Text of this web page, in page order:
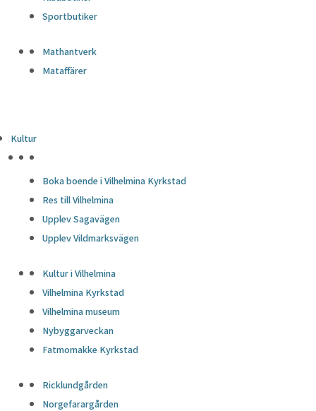
Sportbutiker
Mathantverk
Mataffärer
Kultur
Boka boende i Vilhelmina Kyrkstad
Res till Vilhelmina
Upplev Sagavägen
Upplev Vildmarksvägen
Kultur i Vilhelmina
Vilhelmina Kyrkstad
Vilhelmina museum
Nybyggarveckan
Fatmomakke Kyrkstad
Ricklundgården
Norgefarargården